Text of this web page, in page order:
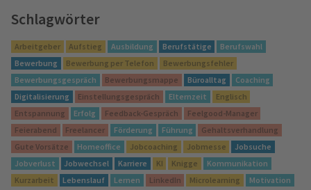
Schlagwörter
Arbeitgeber Aufstieg Ausbildung Berufstätige
Berufswahl
Bewerbung
Bewerbung per Telefon
Bewerbungsfehler
Bewerbungsgespräch
Bewerbungsmappe Büroalltag
Coaching
Digitalisierung
Einstellungsgespräch Elternzeit
Englisch
Entspannung
Erfolg Feedback-Gespräch
Feelgood-Manager
Feierabend
Freelancer Förderung Führung
Gehaltsverhandlung
Gute Vorsätze
Homeoffice Jobcoaching Jobmesse
Jobsuche
Jobverlust
Jobwechsel Karriere KI Knigge
Kommunikation
Kurzarbeit
Lebenslauf Lernen LinkedIn Microlearning
Motivation